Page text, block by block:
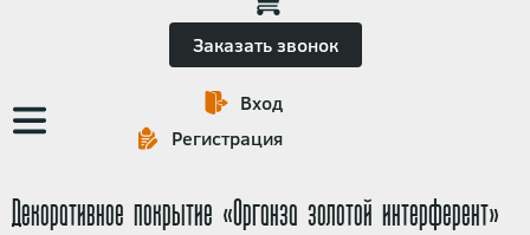
Заказать звонок
Основная
навигация
Вход
Регистрация
Декоративное покрытие «Органза золотой интерферент»